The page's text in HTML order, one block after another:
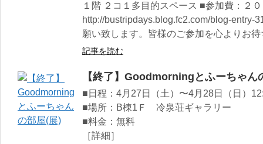
１階 ２コ１多目的スペース ■参加費：２
http://bustripdays.blog.fc2.com/blog-
願い致します。皆様のご参加を心よりお
記事を読む
【終了】Goodmorningとふーちゃん
■日程：4月27日（土）〜4月28日（日）
■場所：B棟1Ｆ 冷泉荘ギャラリー
■料金：無料
［詳細］